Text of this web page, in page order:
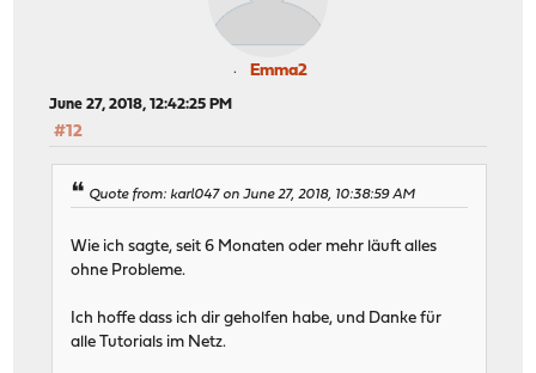
Emma2
June 27, 2018, 12:42:25 PM
#12
Quote from: karl047 on June 27, 2018, 10:38:59 AM
Wie ich sagte, seit 6 Monaten oder mehr läuft alles
ohne Probleme.
Ich hoffe dass ich dir geholfen habe, und Danke für
alle Tutorials im Netz.